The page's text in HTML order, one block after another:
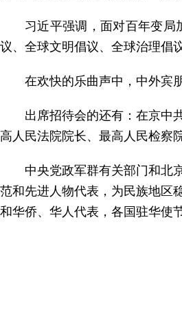
习近平强调，面对百年变
议、全球文明倡议、全球治理倡
在欢快的乐曲声中，中外宾
出席招待会的还有：在京中
高人民法院院长、最高人民检察
中央党政军群有关部门和北
范和先进人物代表，为民族地区
和华侨、华人代表，各国驻华使